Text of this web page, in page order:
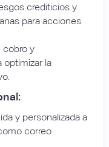
crediticios y
para acciones
cobro y
optimizar la
y personalizada a
correo